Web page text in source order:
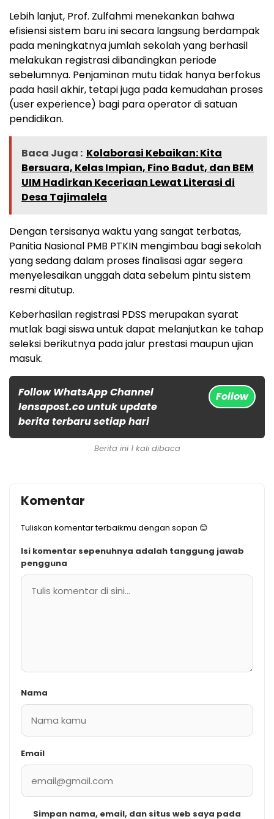
Lebih lanjut, Prof. Zulfahmi menekankan bahwa
efisiensi sistem baru ini secara langsung berdampak
pada meningkatnya jumlah sekolah yang berhasil
melakukan registrasi dibandingkan periode
sebelumnya. Penjaminan mutu tidak hanya berfokus
pada hasil akhir, tetapi juga pada kemudahan proses
(user experience) bagi para operator di satuan
pendidikan.
Baca Juga : Kolaborasi Kebaikan: Kita
Bersuara, Kelas Impian, Fino Badut, dan BEM
UIM Hadirkan Keceriaan Lewat Literasi di
Desa Tajimalela
Dengan tersisanya waktu yang sangat terbatas,
Panitia Nasional PMB PTKIN mengimbau bagi sekolah
yang sedang dalam proses finalisasi agar segera
menyelesaikan unggah data sebelum pintu sistem
resmi ditutup.
Keberhasilan registrasi PDSS merupakan syarat
mutlak bagi siswa untuk dapat melanjutkan ke tahap
seleksi berikutnya pada jalur prestasi maupun ujian
masuk.
Follow WhatsApp Channel
lensapost.co untuk update
berita terbaru setiap hari
Follow
Berita ini 1 kali dibaca
Komentar
Tuliskan komentar terbaikmu dengan sopan 😊
Isi komentar sepenuhnya adalah tanggung jawab
pengguna
Nama
Email
Simpan nama, email, dan situs web saya pada